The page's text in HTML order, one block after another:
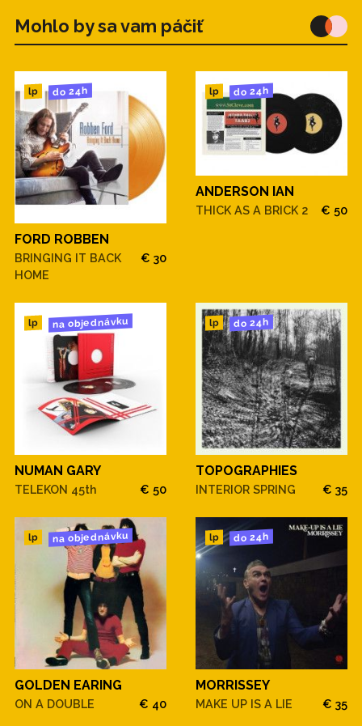
Mohlo by sa vam páčiť
lp do 24h
FORD ROBBEN
BRINGING IT BACK
HOME
€ 30
lp do 24h
ANDERSON IAN
THICK AS A BRICK 2 € 50
lp na objednávku
NUMAN GARY
TELEKON 45th € 50
lp do 24h
TOPOGRAPHIES
INTERIOR SPRING € 35
lp na objednávku
GOLDEN EARING
ON A DOUBLE € 40
lp do 24h
MORRISSEY
MAKE UP IS A LIE € 35